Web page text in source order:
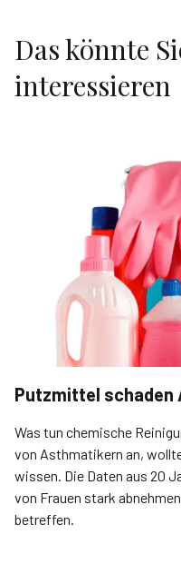
Das könnte
interessieren
Putzmittel schaden
Was tun chemische
von Asthmatikern an,
wissen. Die Daten aus 20
von Frauen stark
betreffen.